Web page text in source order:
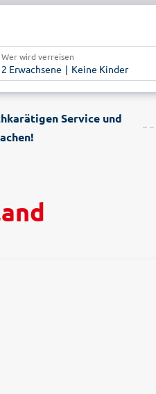
Wer wird verreisen
2 Erwachsene Keine Kinder
Service und